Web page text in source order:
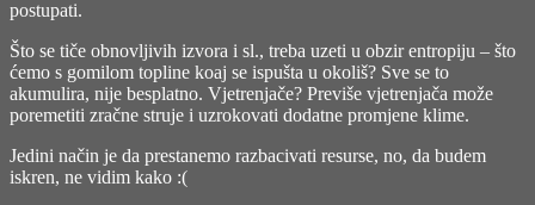
postupati.
Što se tiče obnovljivih izvora i sl., treba uzeti u obzir entropiju – što
ćemo s gomilom topline koaj se ispušta u okoliš? Sve se to
akumulira, nije besplatno. Vjetrenjače? Previše vjetrenjača može
poremetiti zračne struje i uzrokovati dodatne promjene klime.
Jedini način je da prestanemo razbacivati resurse, no, da budem
iskren, ne vidim kako :(